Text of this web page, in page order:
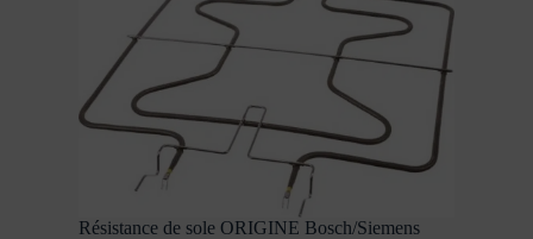
Résistance de sole ORIGINE Bosch/Siemens